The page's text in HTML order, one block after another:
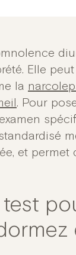
Elle
la
. Pour
et permet
test